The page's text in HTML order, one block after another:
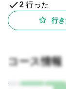
2 行った
行
コース情報